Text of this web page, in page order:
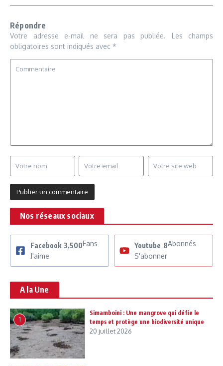
Répondre
Votre adresse e-mail ne sera pas publiée.
Les champs
obligatoires sont indiqués avec *
Nos réseaux sociaux
Facebook 3,500Fans
J'aime
Youtube 8Abonnés
S'abonner
A la Une
1
Simamboini : Une mangrove qui défie le
temps et protège une biodiversité unique
20 juillet 2026